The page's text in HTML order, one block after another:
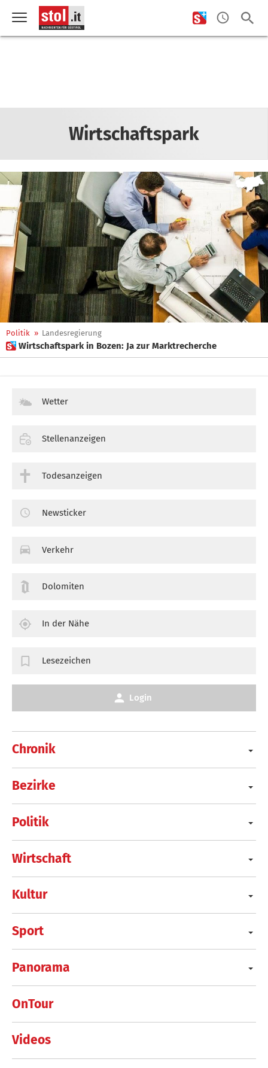
Wirtschaftspark
Politik » Landesregierung
 Wirtschaftspark in Bozen: Ja zur Marktrecherche
Chronik
Bezirke
Politik
Wirtschaft
Kultur
Sport
Panorama
OnTour
Videos
Wetter
Stellenanzeigen
Todesanzeigen
Newsticker
Verkehr
Dolomiten
In der Nähe
Lesezeichen
Login